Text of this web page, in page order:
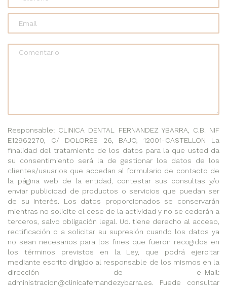
Responsable: CLINICA DENTAL FERNANDEZ YBARRA, C.B. NIF
E12962270, C/ DOLORES 26, BAJO, 12001-CASTELLON La
finalidad del tratamiento de los datos para la que usted da
su consentimiento será la de gestionar los datos de los
clientes/usuarios que accedan al formulario de contacto de
la página web de la entidad, contestar sus consultas y/o
enviar publicidad de productos o servicios que puedan ser
de su interés. Los datos proporcionados se conservarán
mientras no solicite el cese de la actividad y no se cederán a
terceros, salvo obligación legal. Ud. tiene derecho al acceso,
rectificación o a solicitar su supresión cuando los datos ya
no sean necesarios para los fines que fueron recogidos en
los términos previstos en la Ley, que podrá ejercitar
mediante escrito dirigido al responsable de los mismos en la
dirección de e-Mail:
administracion@clinicafernandezybarra.es. Puede consultar